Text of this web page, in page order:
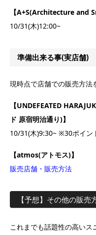
【A+S(Architecture and
10/31(木)12:00~
準備出来る事(実店舗)
現時点で店舗での販売方法
【UNDEFEATED
ド 原宿明治通り)】
10/31(木)9:30~ ※30ポイン
【atmos(アトモス)】
販売店舗・販売方法
【予想】その他の販売
これまでも話題性の高い